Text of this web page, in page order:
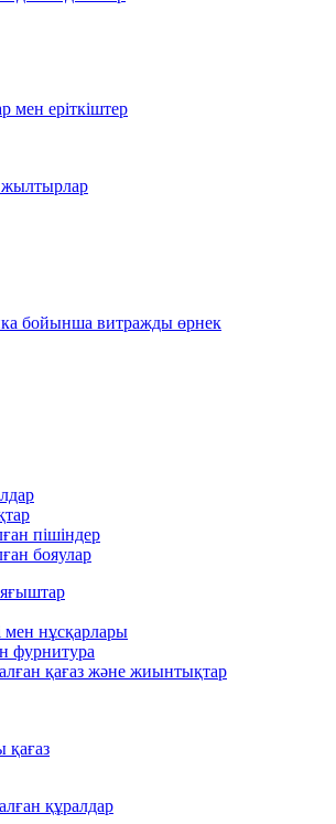
мен еріткіштер
жылтырлар
бойынша витражды өрнек
пішіндер
бояулар
мен нұсқарлары
фурнитура
қағаз және жиынтықтар
құралдар